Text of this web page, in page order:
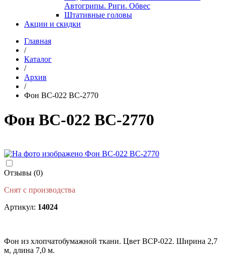
Автогрипы. Риги. Обвес
Штативные головы
Акции и скидки
Главная
/
Каталог
/
Архив
/
Фон BC-022 BC-2770
Фон BC-022 BC-2770
Отзывы (0)
Снят с производства
Артикул: 14024
Фон из хлопчатобумажной ткани. Цвет BCP-022. Ширина 2,7
м, длина 7,0 м.